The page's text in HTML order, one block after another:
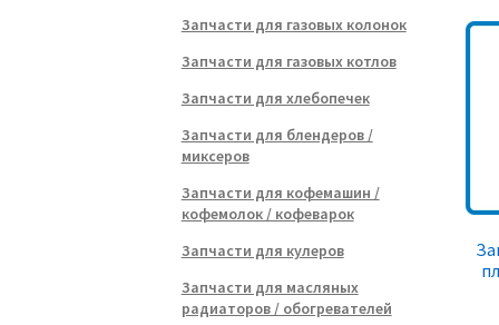
Запчасти для газовых колонок
Запчасти для газовых котлов
Запчасти для хлебопечек
Запчасти для блендеров /
миксеров
Запчасти для кофемашин /
кофемолок / кофеварок
Запчасти для кулеров
Запчасти для масляных
радиаторов / обогревателей